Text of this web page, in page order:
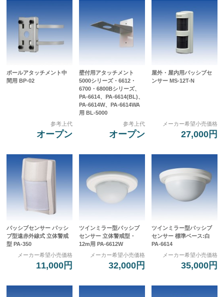
ポールアタッチメント中
間用 BP-02
参考上代
オープン
壁付用アタッチメント
5000シリーズ・6612・
6700・6800Bシリーズ、
PA-6614、PA-6614(BL)、
PA-6614W、PA-6614WA
用 BL-5000
参考上代
オープン
屋外・屋内用パッシブセ
ンサー MS-12T-N
メーカー希望小売価格
27,000円
パッシブセンサー パッシ
ブ型遠赤外線式 立体警戒
型 PA-350
メーカー希望小売価格
11,000円
ツインミラー型パッシブ
センサー 立体警戒型・
12m用 PA-6612W
メーカー希望小売価格
32,000円
ツインミラー型パッシブ
センサー 標準ベース:白
PA-6614
メーカー希望小売価格
35,000円